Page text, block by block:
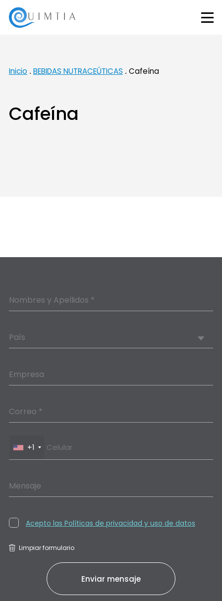
Inicio BEBIDAS NUTRACEÚTICAS Cafeína
Cafeína
Nombres y Apellidos *
País
Empresa
Correo *
+1
Mensaje
Acepto las Políticas de privacidad y uso de datos
Limpiar formulario